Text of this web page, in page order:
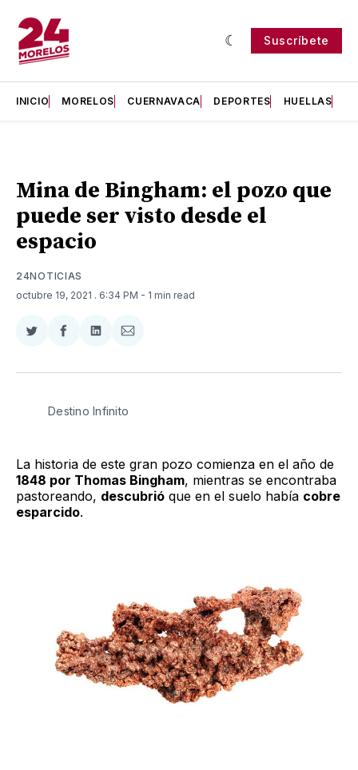
Suscríbete
INICIO MORELOS CUERNAVACA DEPORTES HUELLAS
Mina de Bingham: el pozo que
puede ser visto desde el
espacio
24NOTICIAS
octubre 19, 2021 . 6:34 PM - 1 min read
Compartir
Twitter
Compartir
Facebook
Compartir
LinkedIn
Compartir
Email
Destino Infinito
La historia de este gran pozo comienza en el año de
1848 por Thomas Bingham, mientras se encontraba
pastoreando, descubrió que en el suelo había cobre
esparcido.